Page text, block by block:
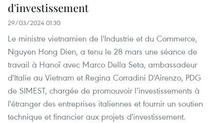
d'investissement
29/03/2024 01:30
Le ministre vietnamien de l'Industrie et du Commerce,
Nguyen Hong Dien, a tenu le 28 mars une séance de
travail à Hanoï avec Marco Della Seta, ambassadeur
d'Italie au Vietnam et Regina Corradini D'Airenzo, PDG
de SIMEST, chargée de promouvoir l’investissements à
l'étranger des entreprises italiennes et fournir un soutien
technique et financier aux projets d'investissement.